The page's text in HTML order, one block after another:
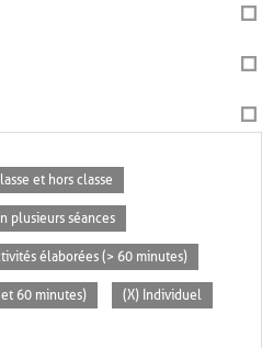
et hors classe
plusieurs séances
élaborées (> 60 minutes)
60 minutes) (X) Individuel